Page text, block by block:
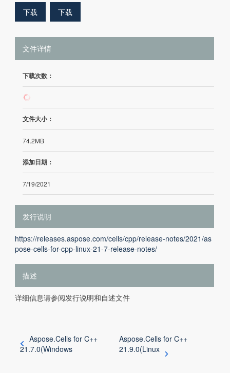
下载 下载
文件详情
下载次数：
7
文件大小：
74.2MB
添加日期：
7/19/2021
发行说明
https://releases.aspose.com/cells/cpp/release-notes/2021/as
pose-cells-for-cpp-linux-21-7-release-notes/
描述
详细信息请参阅发行说明和自述文件
Aspose.Cells for C++
21.7.0(Windows
Aspose.Cells for C++
21.9.0(Linux